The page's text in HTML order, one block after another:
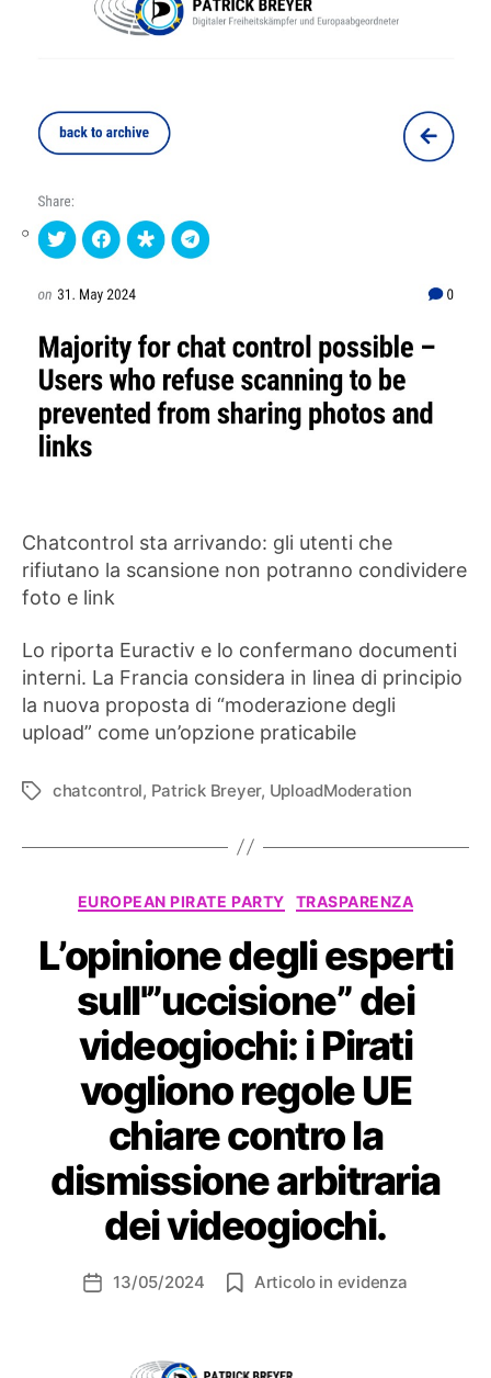
Chatcontrol sta arrivando: gli utenti che
rifiutano la scansione non potranno condividere
foto e link
Lo riporta Euractiv e lo confermano documenti
interni. La Francia considera in linea di principio
la nuova proposta di “moderazione degli
upload” come un’opzione praticabile
Tag chatcontrol, Patrick Breyer, UploadModeration
Categorie
EUROPEAN PIRATE PARTY TRASPARENZA
L’opinione degli esperti
sull'”uccisione” dei
videogiochi: i Pirati
vogliono regole UE
chiare contro la
dismissione arbitraria
dei videogiochi.
Data13/05/2024 Articolo in evidenza